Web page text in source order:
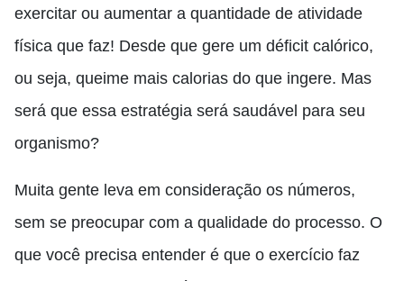
exercitar ou aumentar a quantidade de atividade
física que faz! Desde que gere um déficit calórico,
ou seja, queime mais calorias do que ingere. Mas
será que essa estratégia será saudável para seu
organismo?
Muita gente leva em consideração os números,
sem se preocupar com a qualidade do processo. O
que você precisa entender é que o exercício faz